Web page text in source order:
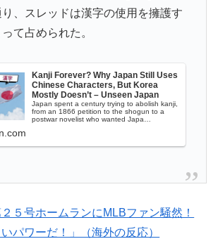
地震で見る日本の土木技術の完全勝利をご
→「これはすごいわ」「こういうのを見る
か適当に作る感じがしない・・・」「あれ
欲張りすぎだ」中村敬斗、ランス残留の可
示唆！移籍金が交渉の壁に..現地サポの本
外の反応】
】アルゼンチン協会、FIFA会長に確固たる
も手術をやり遂げる日本の医療チーム、
物みたいな球を投げるクローザーを先発に
はなんで？ → 「100mとマラソンの違
り、スレッドは漢字の使用を擁護す
て占められた。
Kanji Forever? Why Japan Still Uses
Chinese Characters, But Korea
Mostly Doesn’t – Unseen Japan
Japan spent a century trying to abolish kanji,
from an 1866 petition to the shogun to a
postwar novelist who wanted Japa…
５号ホームランにMLBファン騒然！
パワーだ！」（海外の反応）